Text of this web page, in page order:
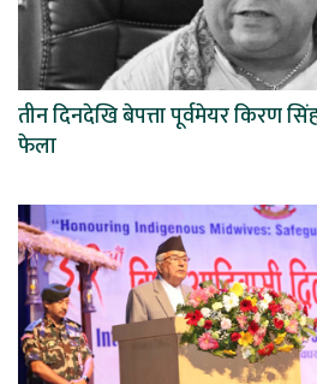
तीन दिनदेखि बेपत्ता पूर्वमेयर किरण
फेला